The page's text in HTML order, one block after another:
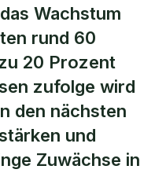
Wachstum
rund 60
20 Prozent
zufolge wird
den nächsten
und
Zuwächse in